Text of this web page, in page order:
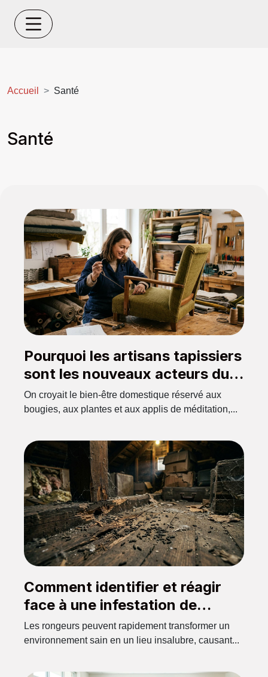
Accueil Santé
Santé
Pourquoi les artisans tapissiers
sont les nouveaux acteurs du
bien-être chez soi
On croyait le bien-être domestique réservé aux
bougies, aux plantes et aux applis de méditation,...
Comment identifier et réagir
face à une infestation de
rongeurs ?
Les rongeurs peuvent rapidement transformer un
environnement sain en un lieu insalubre, causant...